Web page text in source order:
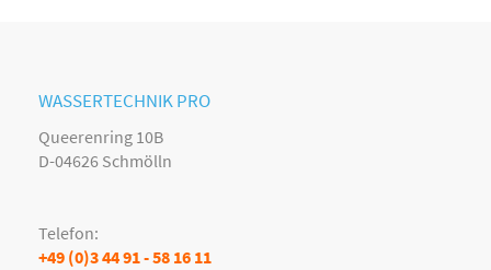
WASSERTECHNIK PRO
Queerenring 10B
D-04626 Schmölln
Telefon:
+49 (0)3 44 91 - 58 16 11